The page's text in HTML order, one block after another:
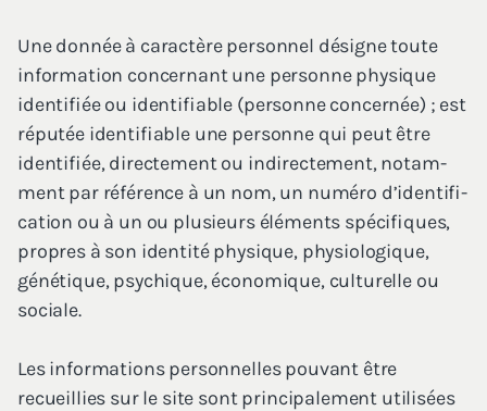
Une don­née à carac­tère per­son­nel désigne toute
infor­ma­tion concer­nant une per­sonne phy­sique
iden­ti­fiée ou iden­ti­fiable (per­sonne concer­née) ; est
répu­tée iden­ti­fiable une per­sonne qui peut être
iden­ti­fiée, direc­te­ment ou indi­rec­te­ment, notam­
ment par réfé­rence à un nom, un numé­ro d’i­den­ti­fi­
ca­tion ou à un ou plu­sieurs élé­ments spé­ci­fiques,
propres à son iden­ti­té phy­sique, phy­sio­lo­gique,
géné­tique, psy­chique, éco­no­mique, cultu­relle ou
sociale.
Les infor­ma­tions per­son­nelles pou­vant être
recueillies sur le site sont prin­ci­pa­le­ment uti­li­sées